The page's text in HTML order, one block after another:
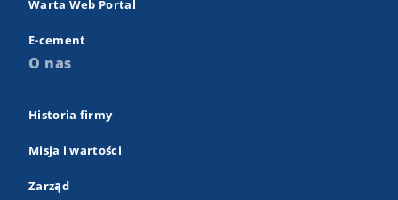
Warta Web Portal
E-cement
O nas
Historia firmy
Misja i wartości
Zarząd